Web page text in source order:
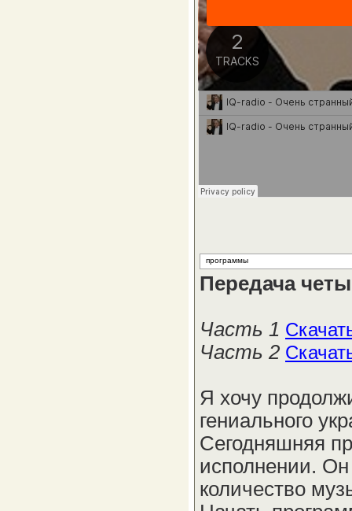
программы
Передача
Часть 1
Часть 2
Я хочу
гениального
Сегодняшняя
исполнении. Он
количество